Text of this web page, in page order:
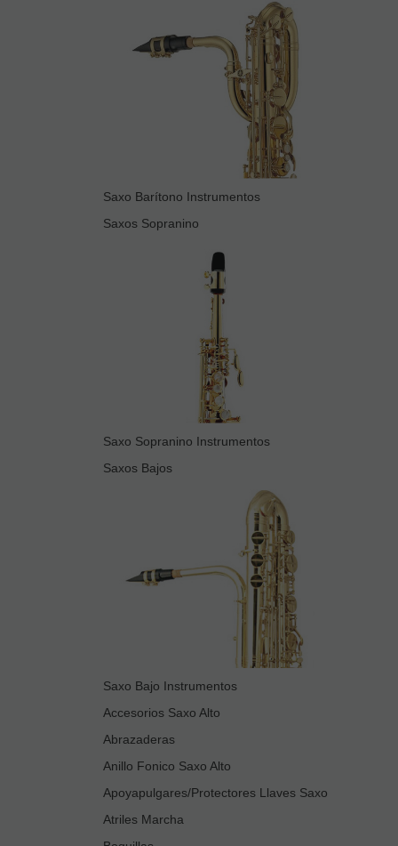
Saxo Barítono Instrumentos
Saxos Sopranino
Saxo Sopranino Instrumentos
Saxos Bajos
Saxo Bajo Instrumentos
Accesorios Saxo Alto
Abrazaderas
Anillo Fonico Saxo Alto
Apoyapulgares/Protectores Llaves Saxo
Atriles Marcha